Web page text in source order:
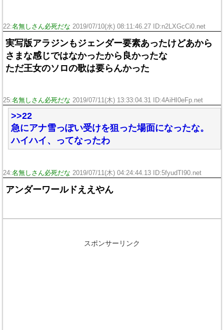
22:名無しさん必死だな 2019/07/10(水) 08:11:46.27 ID:n2LXGcCi0.net
実写版アラジンもジェンダー要素あったけどあから
さまな感じではなかったから良かったな
ただ王女のソロの歌は要らんかった
25:名無しさん必死だな 2019/07/11(木) 13:33:04.31 ID:4AiHI0eFp.net
>>22
急にアナ雪っぽい受けを狙った場面になったな。
ハイハイ、ってなったわ
24:名無しさん必死だな 2019/07/11(木) 04:24:44.13 ID:5fyudTI90.net
アンダーワールドええやん
スポンサーリンク